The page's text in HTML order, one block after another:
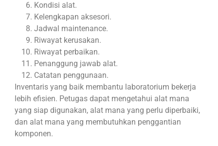
Kondisi alat.
Kelengkapan aksesori.
Jadwal maintenance.
Riwayat kerusakan.
Riwayat perbaikan.
Penanggung jawab alat.
Catatan penggunaan.
Inventaris yang baik membantu laboratorium bekerja
lebih efisien. Petugas dapat mengetahui alat mana
yang siap digunakan, alat mana yang perlu diperbaiki,
dan alat mana yang membutuhkan penggantian
komponen.